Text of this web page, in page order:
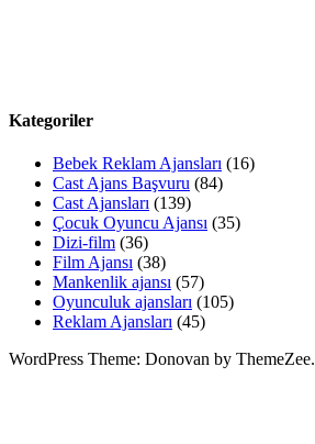
Kategoriler
Bebek Reklam Ajansları (16)
Cast Ajans Başvuru (84)
Cast Ajansları (139)
Çocuk Oyuncu Ajansı (35)
Dizi-film (36)
Film Ajansı (38)
Mankenlik ajansı (57)
Oyunculuk ajansları (105)
Reklam Ajansları (45)
WordPress Theme: Donovan by ThemeZee.